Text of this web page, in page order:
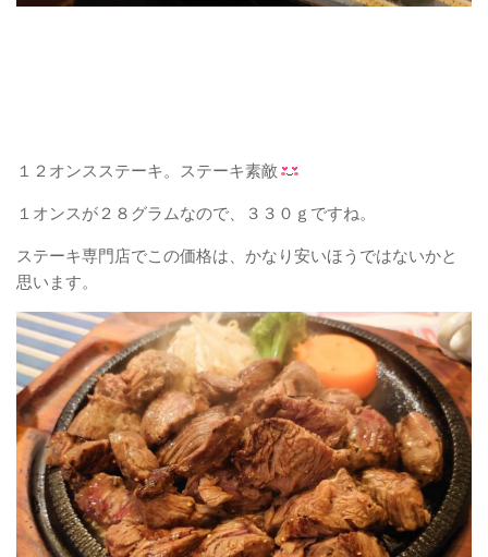
１２オンスステーキ。ステーキ素敵
１オンスが２８グラムなので、３３０ｇですね。
ステーキ専門店でこの価格は、かなり安いほうではないかと
思います。